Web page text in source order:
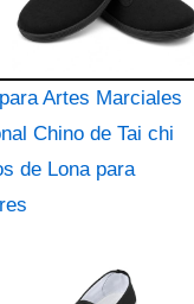
Artes Marciales
Chino de Tai chi
de Lona para